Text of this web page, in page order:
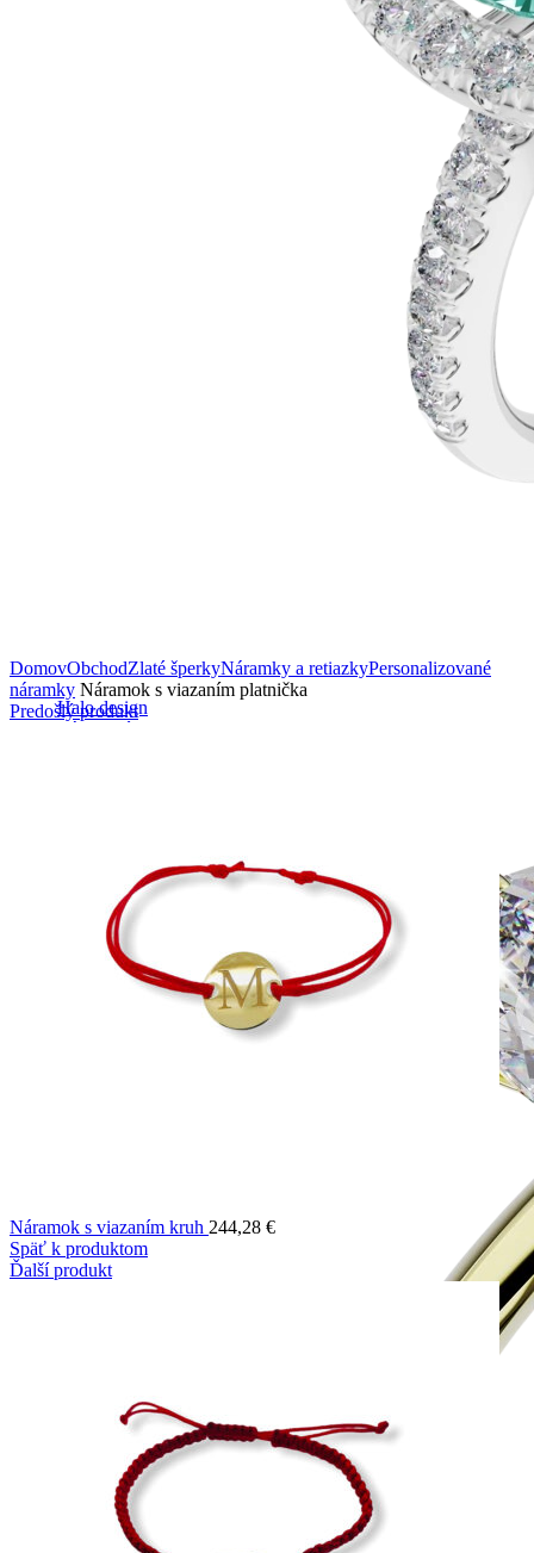
Halo design
Zásnubné prstne z kolekcie Halo Design.
DomovObchodZlaté šperkyNáramky a retiazkyPersonalizované
náramky Náramok s viazaním platnička
Predošlý produkt
Náramok s viazaním kruh 244,28 €
Späť k produktom
Ďalší produkt